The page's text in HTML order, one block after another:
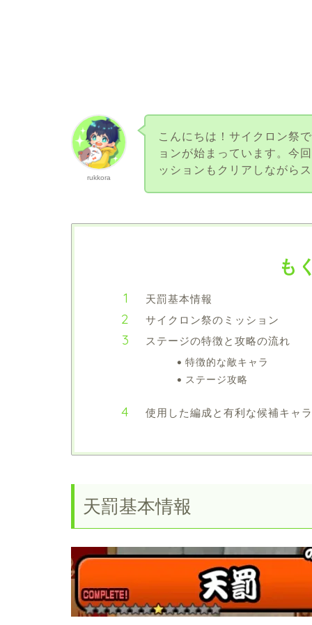
rukkora
こんにちは！サイクロン祭
ョンが始まっています。今
ッションもクリアしながら
も
天罰基本情報
サイクロン祭のミッション
ステージの特徴と攻略の流れ
特徴的な敵キャラ
ステージ攻略
使用した編成と有利な候補キャラ
天罰基本情報